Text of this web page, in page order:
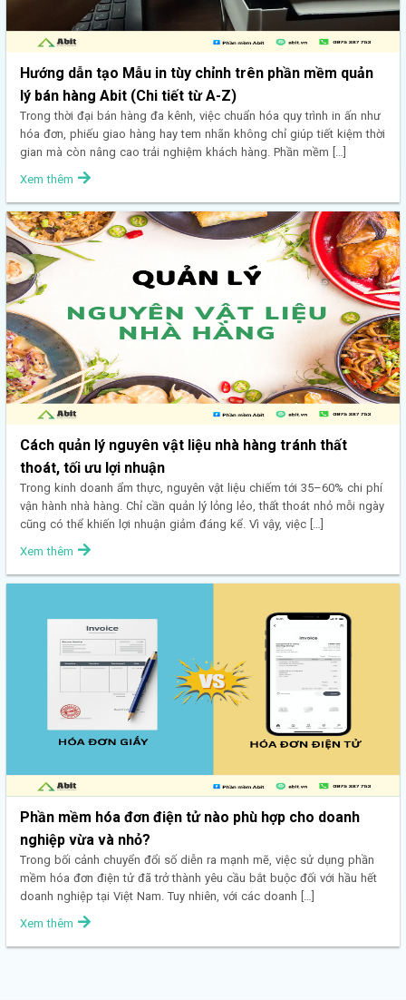
Hướng dẫn tạo Mẫu in tùy chỉnh trên phần mềm quản
lý bán hàng Abit (Chi tiết từ A-Z)
Trong thời đại bán hàng đa kênh, việc chuẩn hóa quy trình in ấn như
hóa đơn, phiếu giao hàng hay tem nhãn không chỉ giúp tiết kiệm thời
gian mà còn nâng cao trải nghiệm khách hàng. Phần mềm […]
Xem thêm
Cách quản lý nguyên vật liệu nhà hàng tránh thất
thoát, tối ưu lợi nhuận
Trong kinh doanh ẩm thực, nguyên vật liệu chiếm tới 35–60% chi phí
vận hành nhà hàng. Chỉ cần quản lý lỏng lẻo, thất thoát nhỏ mỗi ngày
cũng có thể khiến lợi nhuận giảm đáng kể. Vì vậy, việc […]
Xem thêm
Phần mềm hóa đơn điện tử nào phù hợp cho doanh
nghiệp vừa và nhỏ?
Trong bối cảnh chuyển đổi số diễn ra mạnh mẽ, việc sử dụng phần
mềm hóa đơn điện tử đã trở thành yêu cầu bắt buộc đối với hầu hết
doanh nghiệp tại Việt Nam. Tuy nhiên, với các doanh […]
Xem thêm